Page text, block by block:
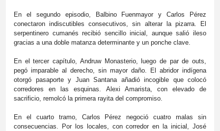
En el segundo episodio, Balbino Fuenmayor y Carlos Pérez
conectaron indiscutibles consecutivos, sin alterar la pizarra. El
serpentinero cumanés recibió sencillo inicial, aunque salió ileso
gracias a una doble matanza determinante y un ponche clave.
En el tercer capítulo, Andruw Monasterio, luego de par de outs,
pegó imparable al derecho, sin mayor daño. El abridor indígena
otorgó pasaporte y Juan Santana añadió incogible que colocó
corredores en las esquinas. Alexi Amarista, con elevado de
sacrificio, remolcó la primera rayita del compromiso.
En el cuarto tramo, Carlos Pérez negoció cuatro malas sin
consecuencias. Por los locales, con corredor en la inicial, José